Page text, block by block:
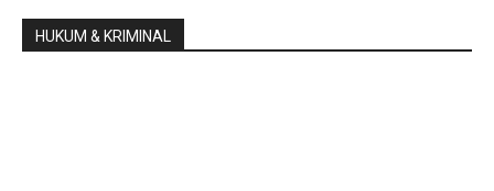
HUKUM & KRIMINAL